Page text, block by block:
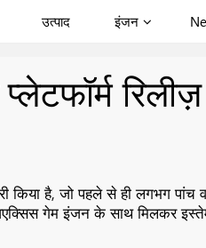
उत्पाद इंजन
किया है, जो पहले से ही लगभग पांच
गेम इंजन के साथ मिलकर